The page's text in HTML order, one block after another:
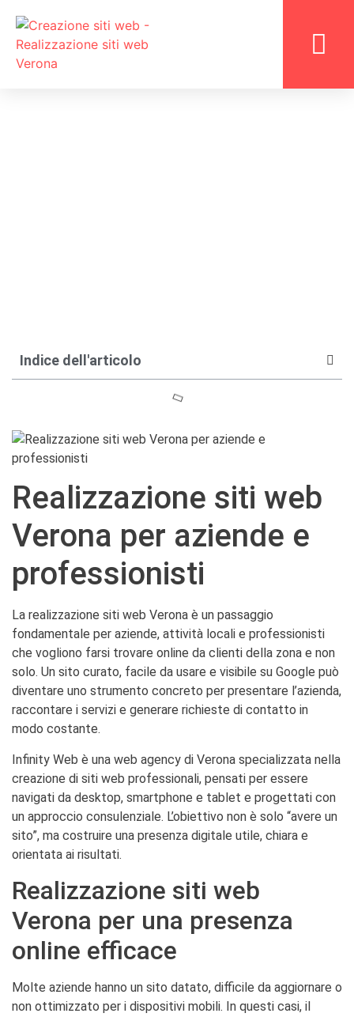
Indice dell'articolo
Realizzazione siti web
Verona per aziende e
professionisti
La realizzazione siti web Verona è un passaggio
fondamentale per aziende, attività locali e professionisti
che vogliono farsi trovare online da clienti della zona e non
solo. Un sito curato, facile da usare e visibile su Google può
diventare uno strumento concreto per presentare l’azienda,
raccontare i servizi e generare richieste di contatto in
modo costante.
Infinity Web è una web agency di Verona specializzata nella
creazione di siti web professionali, pensati per essere
navigati da desktop, smartphone e tablet e progettati con
un approccio consulenziale. L’obiettivo non è solo “avere un
sito”, ma costruire una presenza digitale utile, chiara e
orientata ai risultati.
Realizzazione siti web
Verona per una presenza
online efficace
Molte aziende hanno un sito datato, difficile da aggiornare o
non ottimizzato per i dispositivi mobili. In questi casi, il